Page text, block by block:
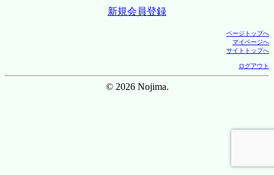
新規会員登録
ページトップへ
マイページへ
サイトトップへ
ログアウト
© 2026 Nojima.